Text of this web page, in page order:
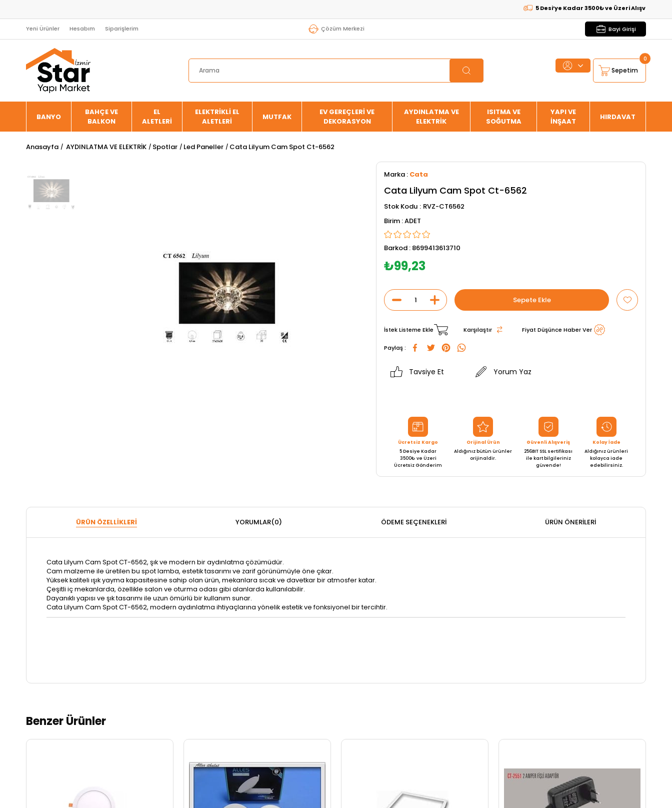
5 Desi’ye Kadar 3500₺ ve Üzeri Alışverişlerde
Yeni Ürünler Hesabım Siparişlerim Çözüm Merkezi Bayi Girişi
Sepetim
0
BANYO
BAHÇE VE
BALKON
EL
ALETLERİ
ELEKTRİKLİ EL
ALETLERİ
MUTFAK
EV GEREÇLERİ VE
DEKORASYON
AYDINLATMA VE
ELEKTRİK
ISITMA VE
SOĞUTMA
YAPI VE
İNŞAAT
HIRDAVAT
Anasayfa AYDINLATMA VE ELEKTRİK Spotlar Led Paneller Cata Lilyum Cam Spot Ct-6562
Marka : Cata
Cata Lilyum Cam Spot Ct-6562
Stok Kodu
RVZ-CT6562
ADET
Barkod : 8699413613710
₺99,23
İstek Listeme Ekle Karşılaştır Fiyat Düşünce Haber Ver
Paylaş :
Tavsiye Et Yorum Yaz
Ücretsiz Kargo
5 Desiye Kadar
3500₺ ve Üzeri
Ücretsiz Gönderim
Orijinal Ürün
Aldığınız bütün ürünler
orijinaldir.
Güvenli Alışveriş
256BIT SSL sertifikası
ile kart bilgileriniz
güvende!
Kolay İade
Aldığınız ürünleri
kolayca iade
edebilirsiniz.
ÜRÜN ÖZELLIKLERI YORUMLAR(0) ÖDEME SEÇENEKLERI ÜRÜN ÖNERILERI
Cata Lilyum Cam Spot CT-6562, şık ve modern bir aydınlatma çözümüdür.
Cam malzeme ile üretilen bu spot lamba, estetik tasarımı ve zarif görünümüyle öne çıkar.
Yüksek kaliteli ışık yayma kapasitesine sahip olan ürün, mekanlara sıcak ve davetkar bir atmosfer katar.
Çeşitli iç mekanlarda, özellikle salon ve oturma odası gibi alanlarda kullanılabilir.
Dayanıklı yapısı ve şık tasarımı ile uzun ömürlü bir kullanım sunar.
Cata Lilyum Cam Spot CT-6562, modern aydınlatma ihtiyaçlarına yönelik estetik ve fonksiyonel bir tercihtir.
Benzer Ürünler